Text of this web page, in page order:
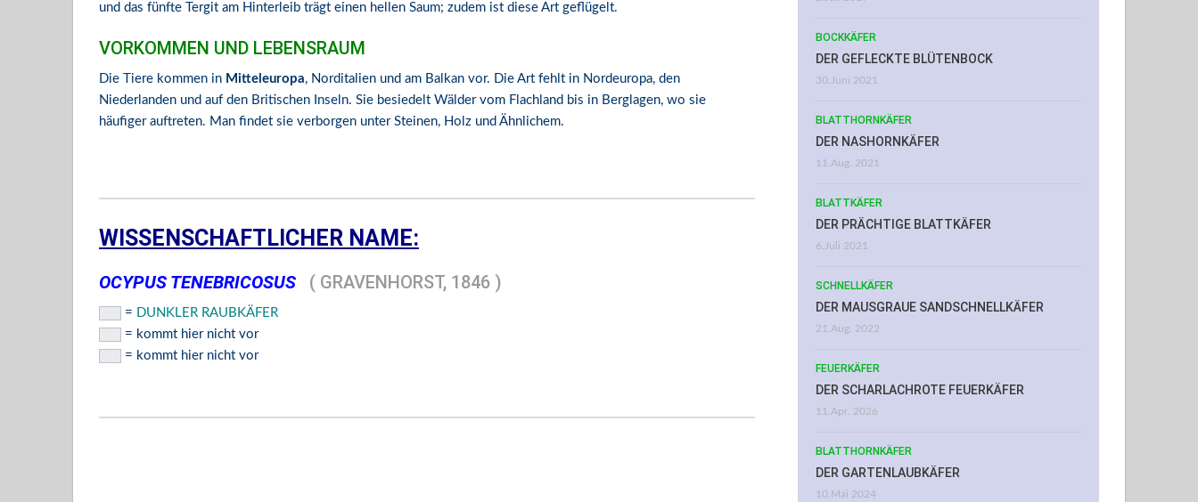
und das fünfte Tergit am Hinterleib trägt einen hellen Saum; zudem ist diese Art geflügelt.
VORKOMMEN UND LEBENSRAUM
Die Tiere kommen in Mitteleuropa, Norditalien und am Balkan vor. Die Art fehlt in Nordeuropa, den
Niederlanden und auf den Britischen Inseln. Sie besiedelt Wälder vom Flachland bis in Berglagen, wo sie
häufiger auftreten. Man findet sie verborgen unter Steinen, Holz und Ähnlichem.
WISSENSCHAFTLICHER NAME:
OCYPUS TENEBRICOSUS ( GRAVENHORST, 1846 )
= DUNKLER RAUBKÄFER
= kommt hier nicht vor
= kommt hier nicht vor
BOCKKÄFER
DER GEFLECKTE BLÜTENBOCK
30.Juni 2021
BLATTHORNKÄFER
DER NASHORNKÄFER
11.Aug. 2021
BLATTKÄFER
DER PRÄCHTIGE BLATTKÄFER
6.Juli 2021
SCHNELLKÄFER
DER MAUSGRAUE SANDSCHNELLKÄFER
21.Aug. 2022
FEUERKÄFER
DER SCHARLACHROTE FEUERKÄFER
11.Apr. 2026
BLATTHORNKÄFER
DER GARTENLAUBKÄFER
10.Mai 2024